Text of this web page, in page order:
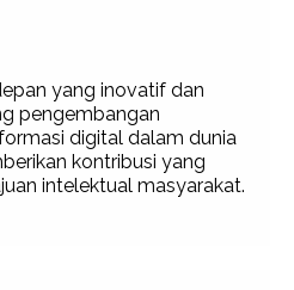
yang inovatif dan
pengembangan
digital dalam dunia
kontribusi yang
intelektual masyarakat.